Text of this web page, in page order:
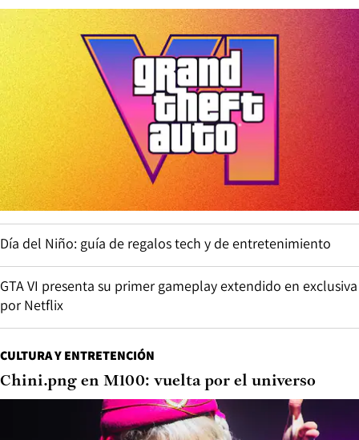
Día del Niño: guía de regalos tech y de entretenimiento
GTA VI presenta su primer gameplay extendido en exclusiva
por Netflix
CULTURA Y ENTRETENCIÓN
Chini.png en M100: vuelta por el universo